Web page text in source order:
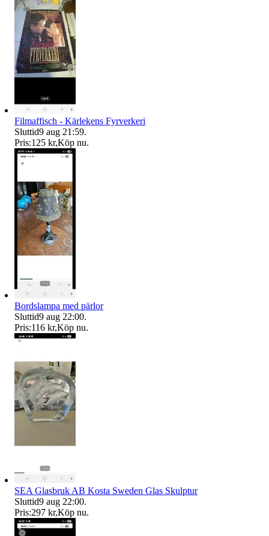
Filmaffisch - Kärlekens Fyrverkeri
Sluttid9 aug 21:59.
Pris:125 kr,Köp nu.
Bordslampa med pärlor
Sluttid9 aug 22:00.
Pris:116 kr,Köp nu.
SEA Glasbruk AB Kosta Sweden Glas Skulptur
Sluttid9 aug 22:00.
Pris:297 kr,Köp nu.